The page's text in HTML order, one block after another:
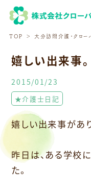
TOP 大分訪問介護・クロー
嬉しい出来事。
2015/01/23
★介護士日記
嬉しい出来事があ
昨日は、ある学校
た。